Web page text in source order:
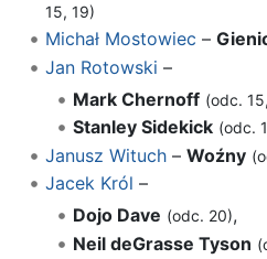
15, 19)
Michał Mostowiec –
Jan Rotowski –
Mark Chernoff (odc.
Stanley Sidekick (odc.
Janusz Wituch– Woźny
Jacek Król –
Dojo Dave (odc. 20),
Neil deGrasse Tyson